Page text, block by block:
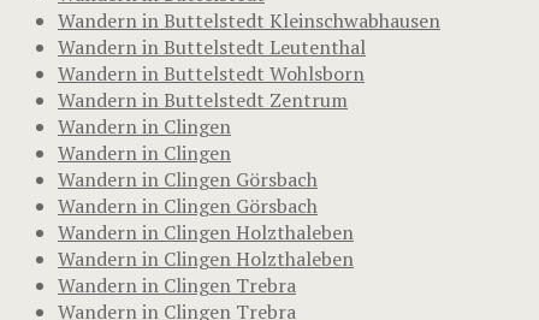
Wandern in Buttelstedt Kleinschwabhausen
Wandern in Buttelstedt Leutenthal
Wandern in Buttelstedt Wohlsborn
Wandern in Buttelstedt Zentrum
Wandern in Clingen
Wandern in Clingen
Wandern in Clingen Görsbach
Wandern in Clingen Görsbach
Wandern in Clingen Holzthaleben
Wandern in Clingen Holzthaleben
Wandern in Clingen Trebra
Wandern in Clingen Trebra